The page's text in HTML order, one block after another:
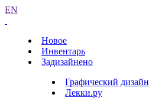
EN
Новое
Инвентарь
Задизайнено
Графический дизайн
Лекки.ру